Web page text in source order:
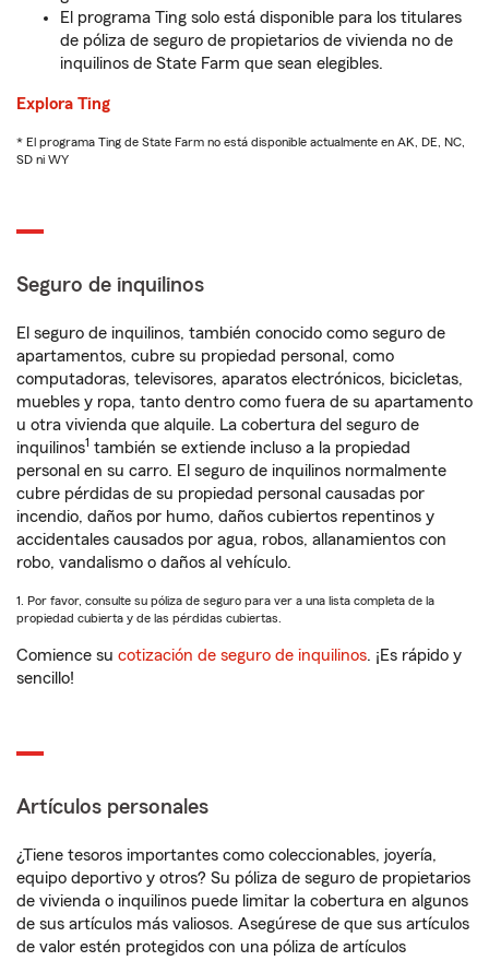
El programa Ting solo está disponible para los titulares
de póliza de seguro de propietarios de vivienda no de
inquilinos de State Farm que sean elegibles.
Explora Ting
* El programa Ting de State Farm no está disponible actualmente en AK, DE, NC,
SD ni WY
Seguro de inquilinos
El seguro de inquilinos, también conocido como seguro de
apartamentos, cubre su propiedad personal, como
computadoras, televisores, aparatos electrónicos, bicicletas,
muebles y ropa, tanto dentro como fuera de su apartamento
u otra vivienda que alquile. La cobertura del seguro de
inquilinos1 también se extiende incluso a la propiedad
personal en su carro. El seguro de inquilinos normalmente
cubre pérdidas de su propiedad personal causadas por
incendio, daños por humo, daños cubiertos repentinos y
accidentales causados por agua, robos, allanamientos con
robo, vandalismo o daños al vehículo.
1. Por favor, consulte su póliza de seguro para ver a una lista completa de la
propiedad cubierta y de las pérdidas cubiertas.
Comience su cotización de seguro de inquilinos. ¡Es rápido y
sencillo!
Artículos personales
¿Tiene tesoros importantes como coleccionables, joyería,
equipo deportivo y otros? Su póliza de seguro de propietarios
de vivienda o inquilinos puede limitar la cobertura en algunos
de sus artículos más valiosos. Asegúrese de que sus artículos
de valor estén protegidos con una póliza de artículos